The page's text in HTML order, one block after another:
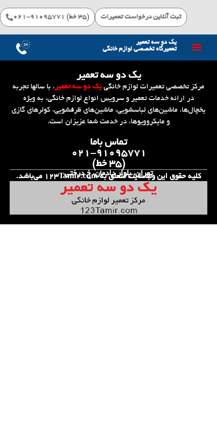
(۳۵ خط) 91095771-021 ثبت آنلاین درخواست تعمیرات
یک دو سه تعمیر
تعمیرگاه تخصصی لوازم خانگی
یک دو سه تعمیر
مرکز تخصصی تعمیرات لوازم خانگییک دو سه تعمیر ، با سالها تجربه
در ارائه خدمات تعمیر و سرویس انواع لوازم خانگی، به ویژه
یخچال‌ها، ماشین‌های لباسشویی، ماشین‌های ظرفشویی، کولرهای گازی
و مایکروویوها، در خدمت شما عزیزان است.
تماس باما
۰۲۱-۹۱۰۹۵۷۷۱
(۳۵ خط)
تهران، بلوار دادمان، خ درختی
کلیه حقوق این وب‌سایت متعلق به 123Tamir.com می‌باشد.